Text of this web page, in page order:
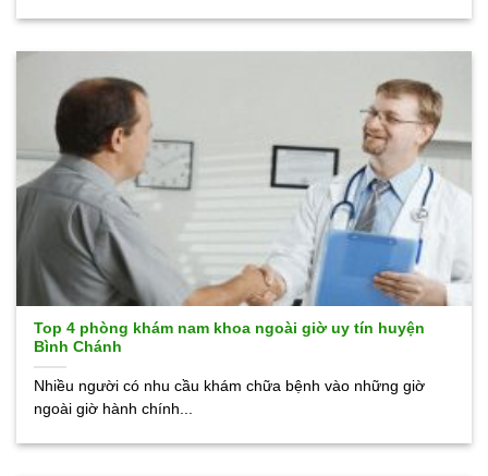
Top 4 phòng khám nam khoa ngoài giờ uy tín huyện
Bình Chánh
Nhiều người có nhu cầu khám chữa bệnh vào những giờ
ngoài giờ hành chính...